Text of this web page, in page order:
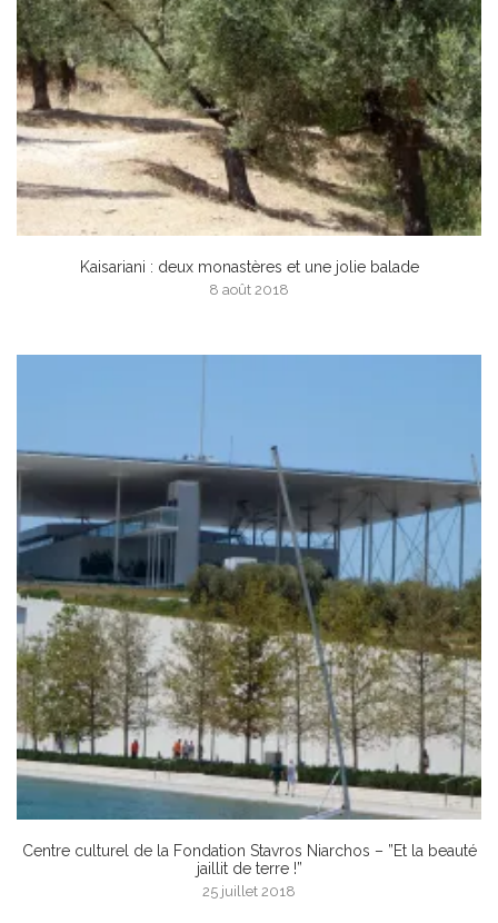
Kaisariani : deux monastères et une jolie balade
8 août 2018
Centre culturel de la Fondation Stavros Niarchos – ”Et la beauté
jaillit de terre !”
25 juillet 2018